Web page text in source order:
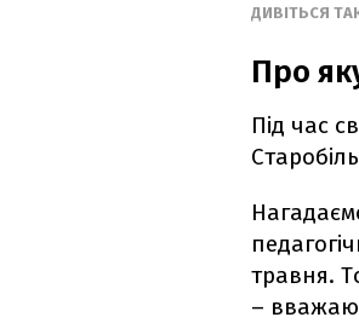
ДИВІТЬСЯ
Про
Під час
травня.
–